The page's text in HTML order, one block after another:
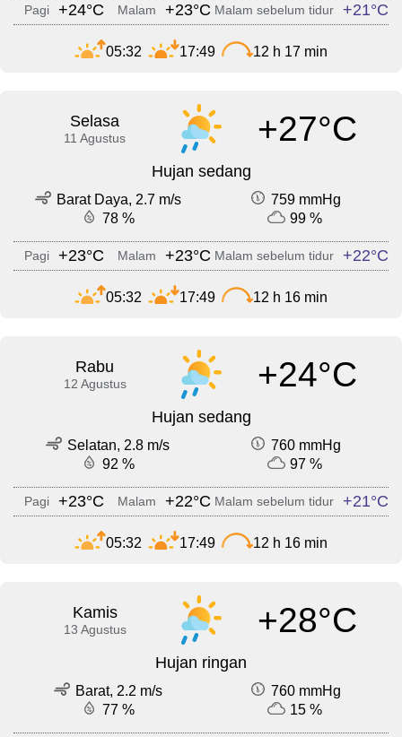
Pagi +24°C Malam +23°C Malam sebelum tidur +21°C
05:32 17:49 12 h 17 min
Selasa
11 Agustus +27°C
Hujan sedang
Barat Daya, 2.7 m/s
759 mmHg
78 %
99 %
Pagi +23°C Malam +23°C Malam sebelum tidur +22°C
05:32 17:49 12 h 16 min
Rabu
12 Agustus +24°C
Hujan sedang
Selatan, 2.8 m/s
760 mmHg
92 %
97 %
Pagi +23°C Malam +22°C Malam sebelum tidur +21°C
05:32 17:49 12 h 16 min
Kamis
13 Agustus +28°C
Hujan ringan
Barat, 2.2 m/s
760 mmHg
77 %
15 %